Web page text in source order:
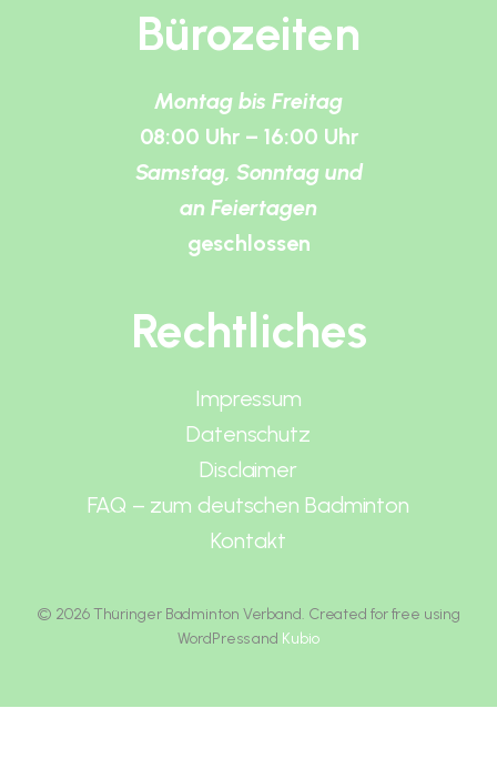
Bürozeiten
Montag bis Freitag
08:00 Uhr – 16:00 Uhr
Samstag, Sonntag und
an Feiertagen
geschlossen
Rechtliches
Impressum
Datenschutz
Disclaimer
FAQ – zum deutschen Badminton
Kontakt
© 2026 Thüringer Badminton Verband. Created for free using
WordPress and Kubio